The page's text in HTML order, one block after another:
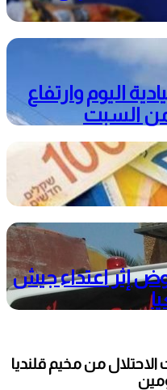
اليوم وارتفاع
من السبت
إثر اعتداء جيش
من مخيم قلنديا